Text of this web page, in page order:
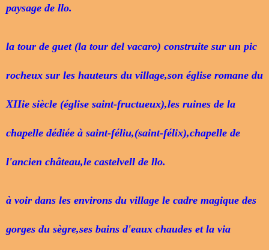
paysage de llo.
la tour de guet (la tour del vacaro) construite sur un pic
rocheux sur les hauteurs du village,son église romane du
XIIie siècle (église saint-fructueux),les ruines de la
chapelle dédiée à saint-féliu,(saint-félix),chapelle de
l'ancien château,le castelvell de llo.
à voir dans les environs du village le cadre magique des
gorges du sègre,ses bains d'eaux chaudes et la via